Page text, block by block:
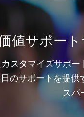
値サポー
スタマイズサポ
のサポートを提
スパ